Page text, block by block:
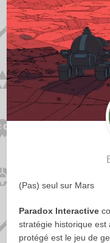
(Pas) seul sur Mars
Paradox Interactive
stratégie historique
protégé est le jeu de